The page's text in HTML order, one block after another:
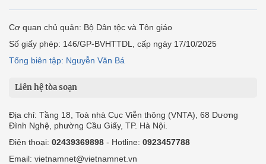
Cơ quan chủ quản: Bộ Dân tộc và Tôn giáo
Số giấy phép: 146/GP-BVHTTDL, cấp ngày 17/10/2025
Tổng biên tập: Nguyễn Văn Bá
Liên hệ tòa soạn
Địa chỉ: Tầng 18, Toà nhà Cục Viễn thông (VNTA), 68 Dương
Đình Nghệ, phường Cầu Giấy, TP. Hà Nội.
Điện thoại: 02439369898 - Hotline: 0923457788
Email: vietnamnet@vietnamnet.vn